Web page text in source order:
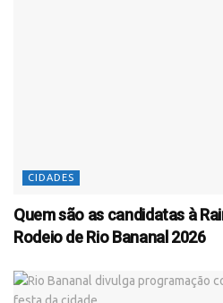
CIDADES
Quem são as candidatas à
Rodeio de Rio Bananal 2026